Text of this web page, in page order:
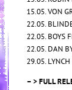
15.05. VON
22.05.
22.05. BOYS
22.05. DAN
29.05. LYNCH
– > FULL